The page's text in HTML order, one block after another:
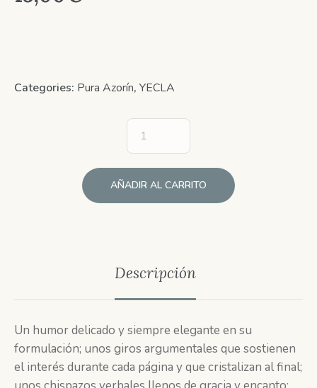
Categories: Pura Azorín, YECLA
AÑADIR AL CARRITO
Descripción
Un humor delicado y siempre elegante en su
formulación; unos giros argumentales que sostienen
el interés durante cada página y que cristalizan al final;